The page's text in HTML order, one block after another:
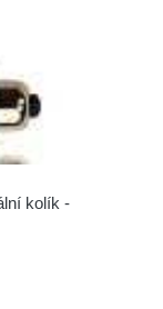
kolík -